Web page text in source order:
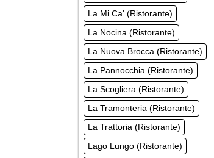
La Mi Ca' (Ristorante)
La Nocina (Ristorante)
La Nuova Brocca (Ristorante)
La Pannocchia (Ristorante)
La Scogliera (Ristorante)
La Tramonteria (Ristorante)
La Trattoria (Ristorante)
Lago Lungo (Ristorante)